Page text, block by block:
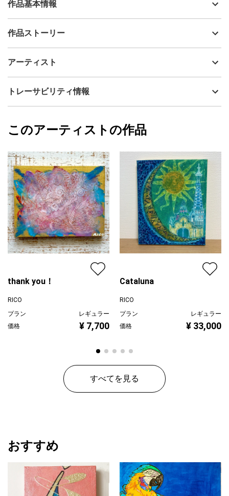
作品基本情報
出品者
制作年
ミクストメディア
カラー
青
ジャンル
動物・生き物
配送目安
二週間以内
作品ストーリー
チアートです。
初々しくも美しい姿と、
華やかな慶（よろこび）を表現しました。
ベースに金色のアクリル絵の具を使用し、上からクレヨンを塗り
重ねスクラッチしました。
作品表面の仕上げには メディウム加工をしています。
正方形サイズ 30×30×2cm
アーティスト
RICO
フォローする
トレーサビリティ情報
RICO
このアーティストの作品
thank you！
RICO
プラン
レギュラー
価格
¥ 7,700
Cataluna
RICO
プラン
レギュラー
価格
¥ 33,000
すべてを見る
おすすめ